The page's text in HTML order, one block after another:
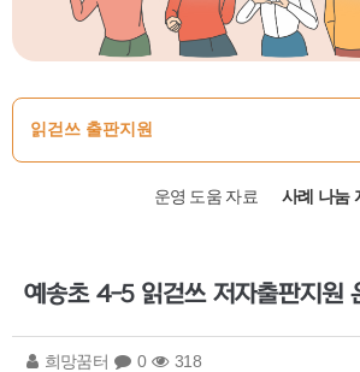
운영 도움 자료 사례 나눔
예송초 4-5 읽걷쓰 저자출판지원
희망꿈터 0 318